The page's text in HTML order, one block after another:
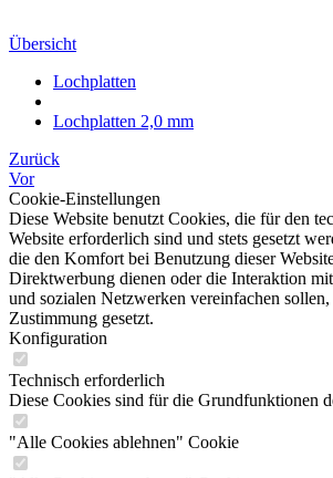
Übersicht
Lochplatten
Lochplatten 2,0 mm
Zurück
Vor
Cookie-Einstellungen
Diese Website benutzt Cookies, die für den
Website erforderlich sind und stets gesetzt
die den Komfort bei Benutzung dieser
Direktwerbung dienen oder die Interaktion
und sozialen Netzwerken vereinfachen
Zustimmung gesetzt.
Konfiguration
Technisch erforderlich
Diese Cookies sind für die Grundfunktionen
"Alle Cookies ablehnen" Cookie